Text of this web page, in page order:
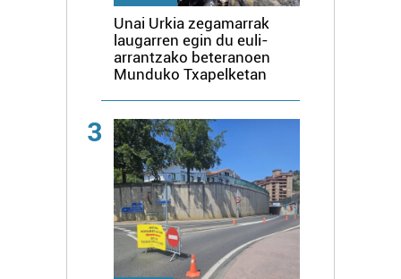
Unai Urkia zegamarrak
laugarren egin du euli-
arrantzako beteranoen
Munduko Txapelketan
3